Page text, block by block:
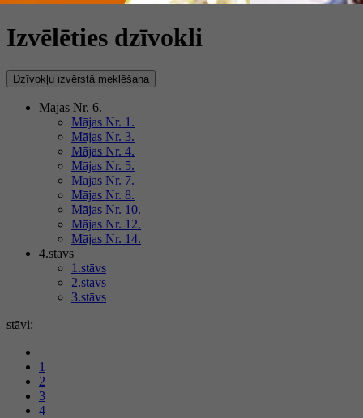
Izvēlēties dzīvokli
Dzīvokļu izvērstā meklēšana
Mājas Nr. 6.
Mājas Nr. 1.
Mājas Nr. 3.
Mājas Nr. 4.
Mājas Nr. 5.
Mājas Nr. 7.
Mājas Nr. 8.
Mājas Nr. 10.
Mājas Nr. 12.
Mājas Nr. 14.
4.stāvs
1.stāvs
2.stāvs
3.stāvs
stāvi:
1
2
3
4